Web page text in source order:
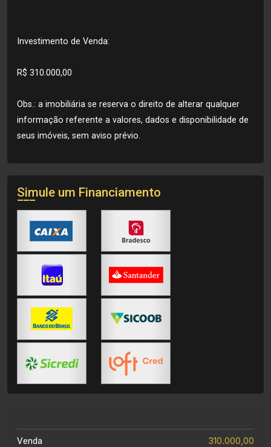
Investimento de Venda:
R$ 310.000,00
Obs.: a imobiliária se reserva o direito de alterar qualquer
informação referente a valores, dados e disponibilidade de
seus imóveis, sem aviso prévio.
Simule um Financiamento
Venda 310.000,00